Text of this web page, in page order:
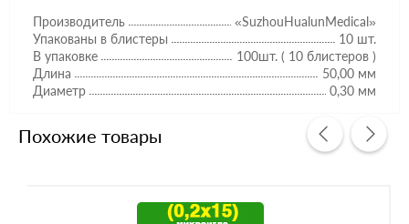
Производитель
«SuzhouHualunMedical»
Упакованы в блистеры
10 шт.
В упаковке
100шт. ( 10 блистеров )
Длина
50,00 мм
Диаметр
0,30 мм
Похожие товары